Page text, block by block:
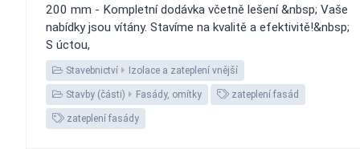
200 mm - Kompletní dodávka včetně lešení &nbsp; Vaše
nabídky jsou vítány. Stavíme na kvalitě a efektivitě!&nbsp;
S úctou,
Stavebnictví Izolace a zateplení vnější
Stavby (části) Fasády, omítky zateplení fasád
zateplení fasády